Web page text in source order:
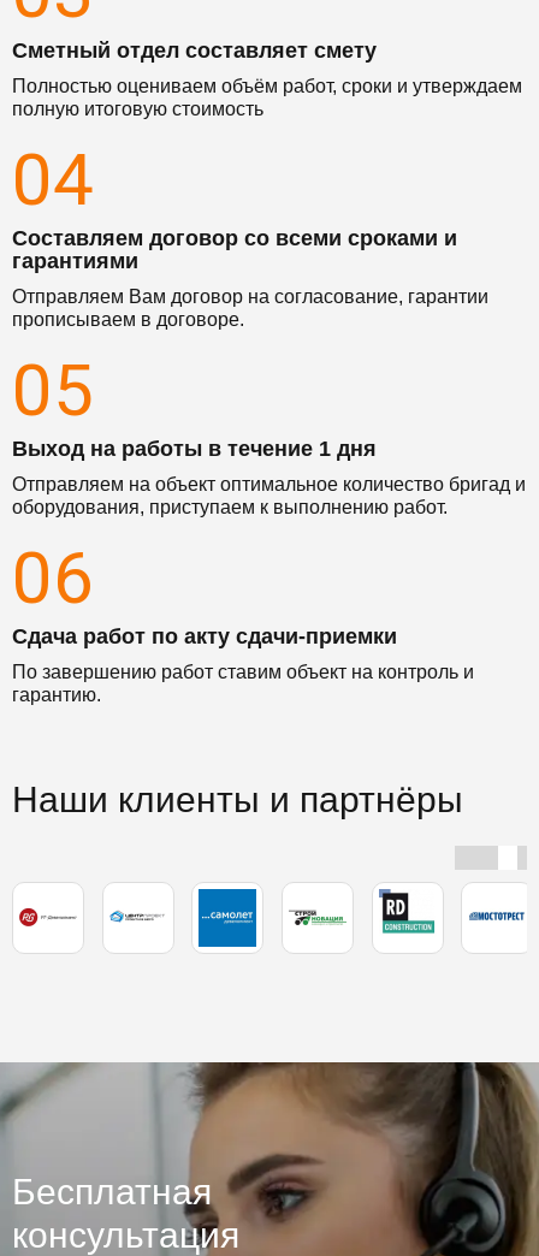
Сметный отдел составляет смету
Полностью оцениваем объём работ, сроки и утверждаем
полную итоговую стоимость
04
Составляем договор со всеми сроками и
гарантиями
Отправляем Вам договор на согласование, гарантии
прописываем в договоре.
05
Выход на работы в течение 1 дня
Отправляем на объект оптимальное количество бригад и
оборудования, приступаем к выполнению работ.
06
Сдача работ по акту сдачи-приемки
По завершению работ ставим объект на контроль и
гарантию.
Наши клиенты и партнёры
Бесплатная
консультация